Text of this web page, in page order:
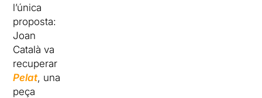
l’única
proposta:
Joan
Català va
recuperar
Pelat, una
peça